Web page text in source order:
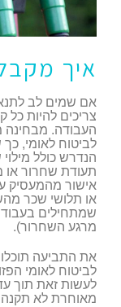
איך
אם שמים לב
צריכים להיות
העבודה.
לביטוח לאומי,
הנדרש כולל
תעודת שחרור
אישור מהמעסיק
או תלושי שכר
שמתחילים
מרגע השחרור).
את התביעה
לביטוח לאומי
לעשות זאת תוך
מאוחרת לא